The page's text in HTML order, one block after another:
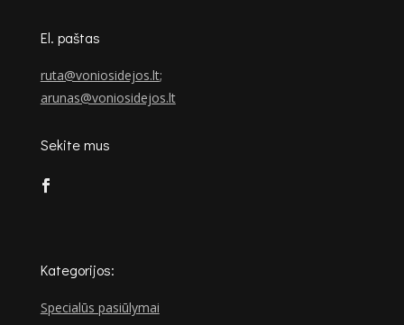
El. paštas
ruta@voniosidejos.lt;
arunas@voniosidejos.lt
Sekite mus
Kategorijos:
Specialūs pasiūlymai